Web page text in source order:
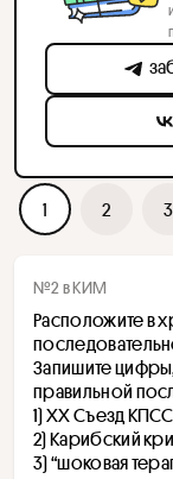
1 2 3
№2 в КИМ
Расположите в
Запишите
правильной
1) XX Съезд КПСС
2) Карибский
3) “шоковая